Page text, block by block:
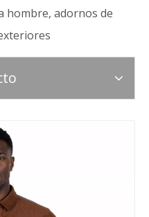
hombre, adornos de